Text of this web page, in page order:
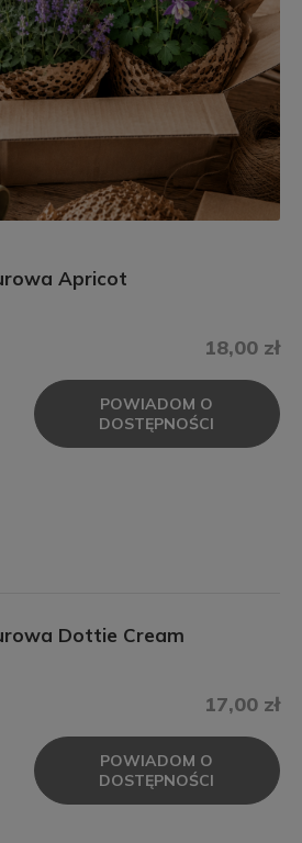
Apricot
18,00 zł
POWIADOM O
DOSTĘPNOŚCI
Dottie Cream
17,00 zł
POWIADOM O
DOSTĘPNOŚCI